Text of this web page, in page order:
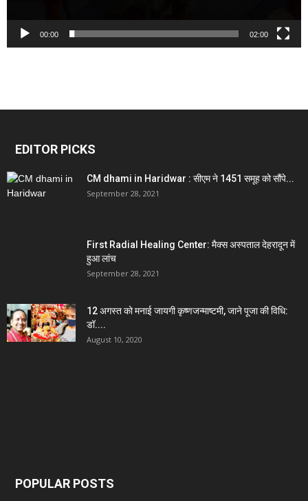
00:00 02:00
EDITOR PICKS
CM dhami in Haridwar : सीएम ने 1451 समूह को सौंपे...
September 28, 2021
First Radial Healing Center: मैक्स अस्पताल देहरादून में
हुआ लांच
September 28, 2021
12 अगस्त को मनाई जायगी कृष्णजन्माष्टमी, जाने पूजा की विधि:
डॉ....
August 10, 2020
POPULAR POSTS